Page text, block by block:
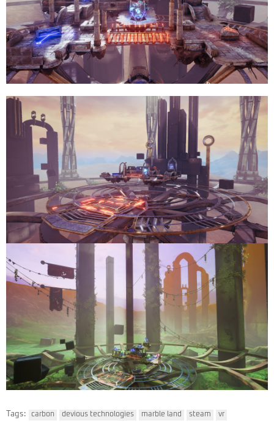
Tags: carbon devious technologies marble land steam vr